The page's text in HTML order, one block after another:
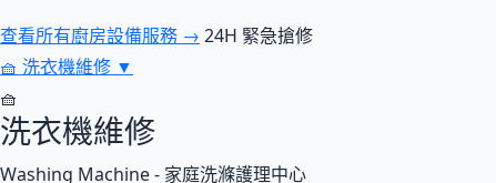
查看所有廚房設備服務 → 24H 緊急搶修
🧺 洗衣機維修 ▼
🧺
洗衣機維修
Washing Machine - 家庭洗滌護理中心